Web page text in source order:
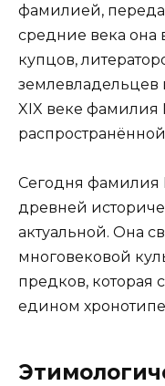
фамилией,
средние века она
купцов,
землевладельцев
XIX веке фамилия
Сегодня фамилия
древней
актуальной. Она
многовековой
предков, которая
едином